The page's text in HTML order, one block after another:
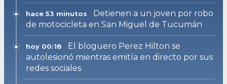
hace 53 minutos
Detienen a un joven por robo
de motocicleta en San Miguel de Tucumán
hoy 00:18
El bloguero Perez Hilton se
autolesionó mientras emitía en directo por sus
redes sociales